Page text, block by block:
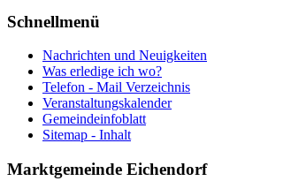
Schnellmenü
Nachrichten und Neuigkeiten
Was erledige ich wo?
Telefon - Mail Verzeichnis
Veranstaltungskalender
Gemeindeinfoblatt
Sitemap - Inhalt
Marktgemeinde Eichendorf